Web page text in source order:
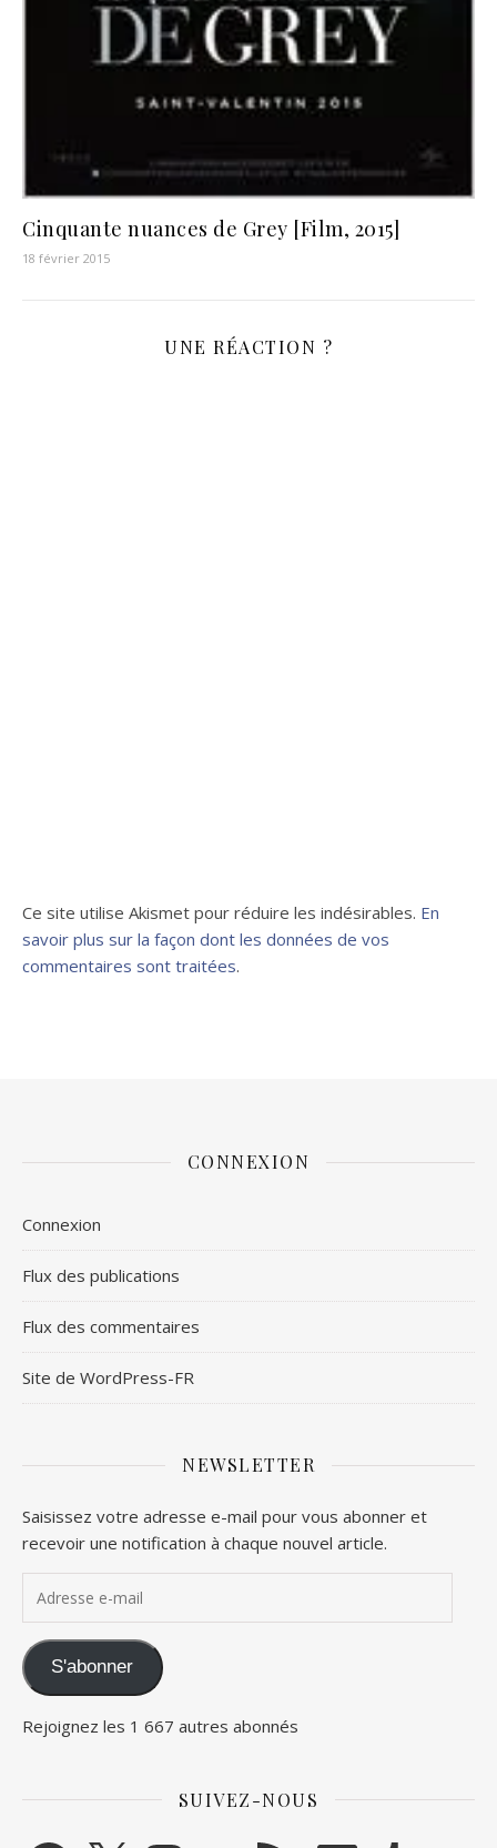
Cinquante nuances de Grey [Film, 2015]
18 février 2015
UNE RÉACTION ?
Ce site utilise Akismet pour réduire les indésirables. En
savoir plus sur la façon dont les données de vos
commentaires sont traitées.
CONNEXION
Connexion
Flux des publications
Flux des commentaires
Site de WordPress-FR
NEWSLETTER
Saisissez votre adresse e-mail pour vous abonner et
recevoir une notification à chaque nouvel article.
S'abonner
Rejoignez les 1 667 autres abonnés
SUIVEZ-NOUS
Facebook
X InstagramYouTubeFlux RSSLinkedIn Tumblr